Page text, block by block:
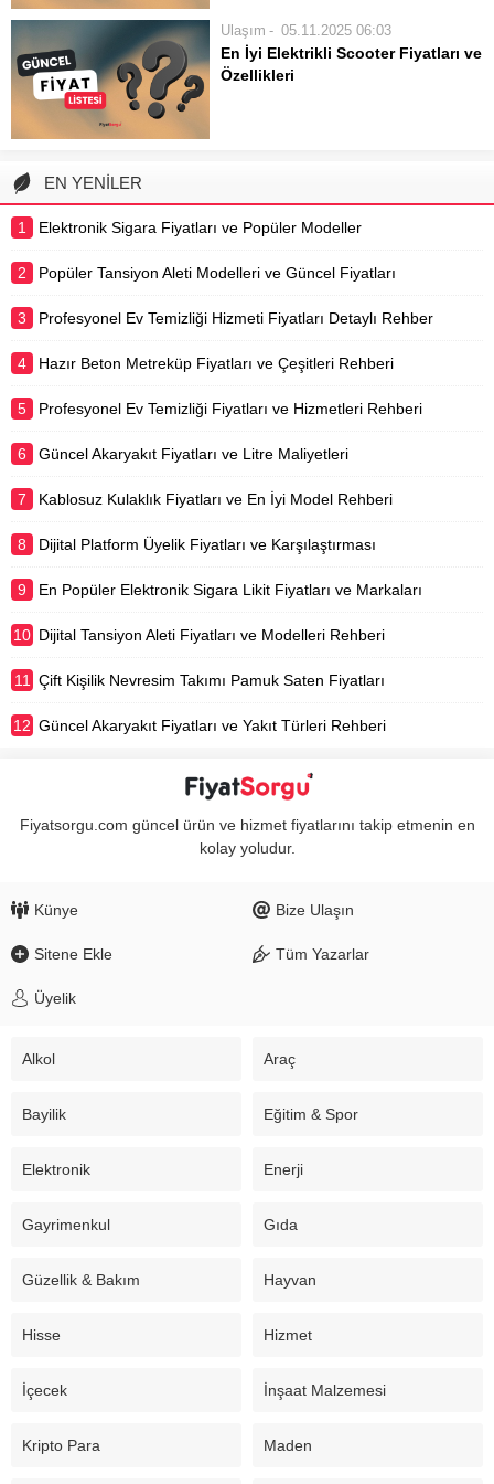
pratik ve çevre dostu bir alternatif
sunmaktadır. Trafik sıkışıklığından
kurtulmak, toplu taşımaya alternatif
Ulaşım 05.11.2025 06:03
En İyi Elektrikli Scooter Fiyatları ve
Özellikleri
hale getirmek ve...
EN YENİLER
1 Elektronik Sigara Fiyatları ve Popüler Modeller
2 Popüler Tansiyon Aleti Modelleri ve Güncel Fiyatları
3 Profesyonel Ev Temizliği Hizmeti Fiyatları Detaylı Rehber
4 Hazır Beton Metreküp Fiyatları ve Çeşitleri Rehberi
5 Profesyonel Ev Temizliği Fiyatları ve Hizmetleri Rehberi
6 Güncel Akaryakıt Fiyatları ve Litre Maliyetleri
7 Kablosuz Kulaklık Fiyatları ve En İyi Model Rehberi
8 Dijital Platform Üyelik Fiyatları ve Karşılaştırması
9 En Popüler Elektronik Sigara Likit Fiyatları ve Markaları
10 Dijital Tansiyon Aleti Fiyatları ve Modelleri Rehberi
11 Çift Kişilik Nevresim Takımı Pamuk Saten Fiyatları
12 Güncel Akaryakıt Fiyatları ve Yakıt Türleri Rehberi
Fiyatsorgu.com güncel ürün ve hizmet fiyatlarını takip etmenin en
kolay yoludur.
Künye Bize Ulaşın
Sitene Ekle Tüm Yazarlar
Üyelik
Alkol Araç
Bayilik Eğitim & Spor
Elektronik Enerji
Gayrimenkul Gıda
Güzellik & Bakım Hayvan
Hisse Hizmet
İçecek İnşaat Malzemesi
Kripto Para Maden